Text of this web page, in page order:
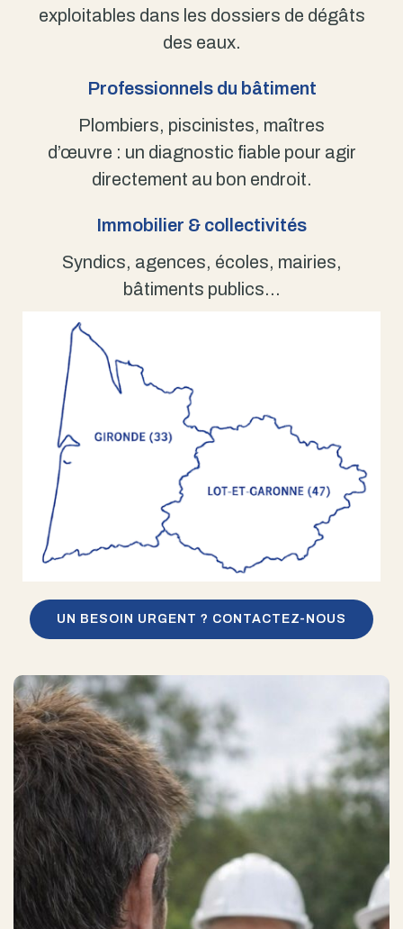
exploitables dans les dossiers de dégâts
des eaux.
Professionnels du bâtiment
Plombiers, piscinistes, maîtres
d’œuvre : un diagnostic fiable pour agir
directement au bon endroit.
Immobilier & collectivités
Syndics, agences, écoles, mairies,
bâtiments publics…
UN BESOIN URGENT ? CONTACTEZ-NOUS